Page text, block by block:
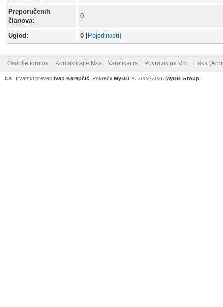
Preporučenih
članova:
0
Ugled: 0 [Pojedinosti]
Osoblje foruma Kontaktirajte Nas Varalicar.rs Povratak na Vrh Laka
Na Hrvatski preveo Ivan Kerepčić , Pokreće MyBB , © 2002-2026 MyBB Group